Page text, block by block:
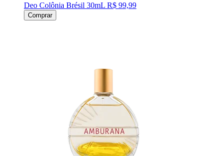
Deo Colônia Brésil 30mL R$ 99,99
Comprar